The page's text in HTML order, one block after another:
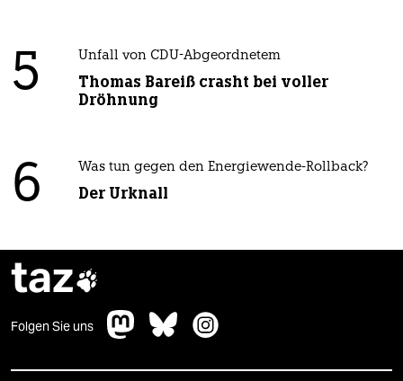
5 Unfall von CDU-Abgeordnetem
Thomas Bareiß crasht bei voller
Dröhnung
6 Was tun gegen den Energiewende-Rollback?
Der Urknall
taz
Folgen Sie uns